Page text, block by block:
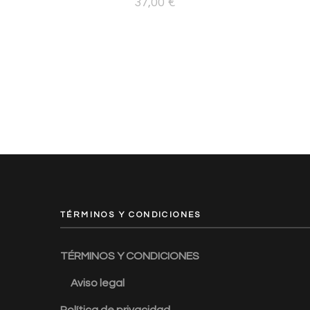
TÉRMINOS Y CONDICIONES
TÉRMINOS Y CONDICIONES
Aviso legal